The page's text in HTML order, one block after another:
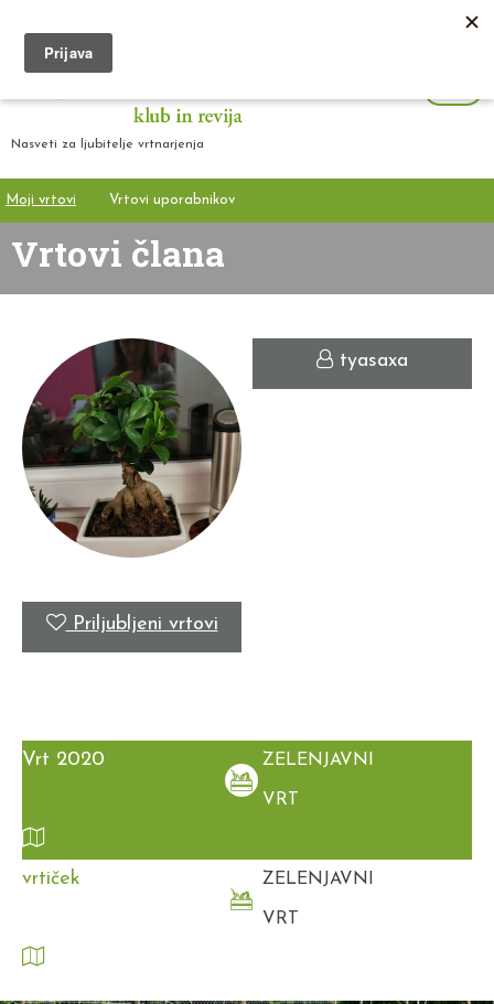
Nasveti za ljubitelje vrtnarjenja
Moji vrtovi Vrtovi uporabnikov
Vrtovi člana
tyasaxa
Priljubljeni vrtovi
Vrt 2020 ZELENJAVNI
VRT
vrtiček ZELENJAVNI
VRT